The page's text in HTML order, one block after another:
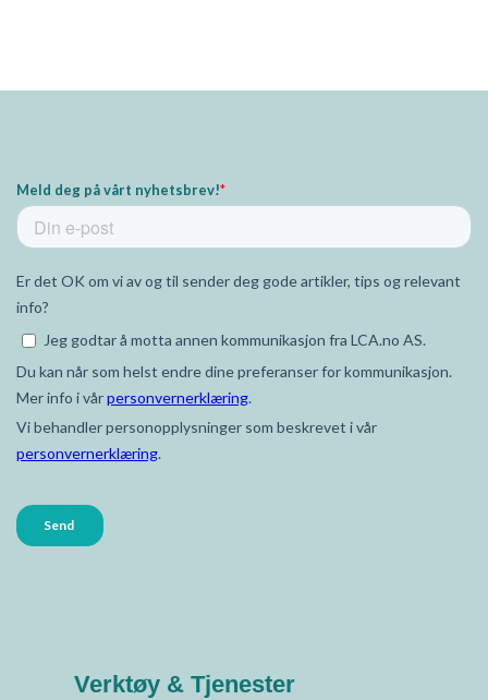
Verktøy & Tjenester